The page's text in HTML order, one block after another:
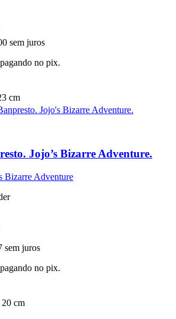
sem juros
pagando no pix.
cm
Jojo’s Bizarre Adventure.
Bizarre Adventure
sem juros
pagando no pix.
cm